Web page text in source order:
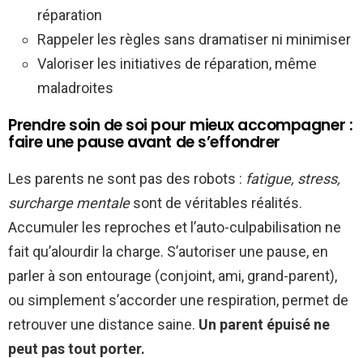
réparation
Rappeler les règles sans dramatiser ni minimiser
Valoriser les initiatives de réparation, même
maladroites
Prendre soin de soi pour mieux accompagner :
faire une pause avant de s’effondrer
Les parents ne sont pas des robots : fatigue, stress,
surcharge mentalesont de véritables réalités.
Accumuler les reproches et l’auto-culpabilisation ne
fait qu’alourdir la charge. S’autoriser une pause, en
parler à son entourage (conjoint, ami, grand-parent),
ou simplement s’accorder une respiration, permet de
retrouver une distance saine. Un parent épuisé ne
peut pas tout porter.